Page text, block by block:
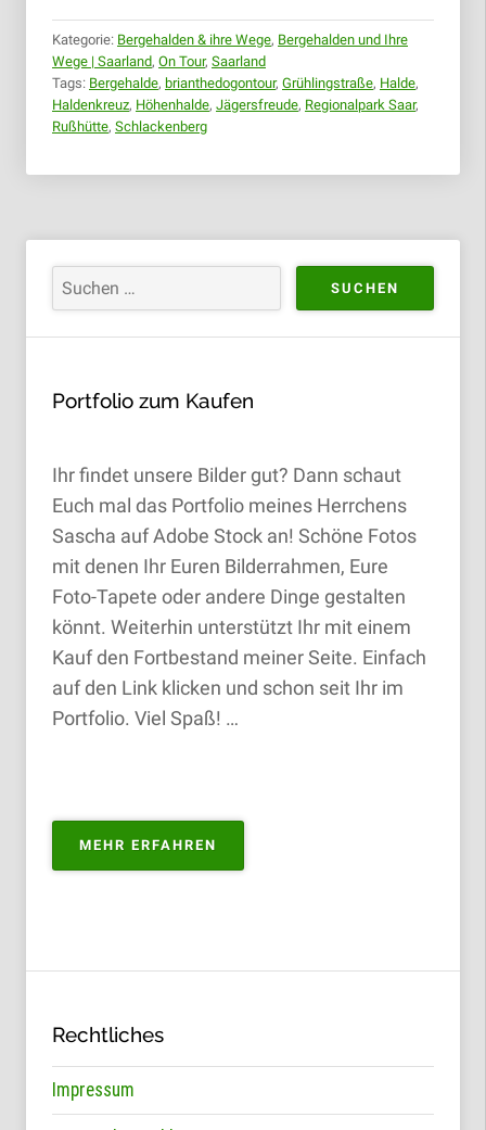
Kategorie: Bergehalden & ihre Wege, Bergehalden und Ihre
Wege | Saarland, On Tour, Saarland
Tags: Bergehalde, brianthedogontour, Grühlingstraße, Halde,
Haldenkreuz, Höhenhalde, Jägersfreude, Regionalpark Saar,
Rußhütte, Schlackenberg
Portfolio zum Kaufen
Ihr findet unsere Bilder gut? Dann schaut
Euch mal das Portfolio meines Herrchens
Sascha auf Adobe Stock an! Schöne Fotos
mit denen Ihr Euren Bilderrahmen, Eure
Foto-Tapete oder andere Dinge gestalten
könnt. Weiterhin unterstützt Ihr mit einem
Kauf den Fortbestand meiner Seite. Einfach
auf den Link klicken und schon seit Ihr im
Portfolio. Viel Spaß! …
MEHR ERFAHREN
ZUM
Rechtliches
Impressum